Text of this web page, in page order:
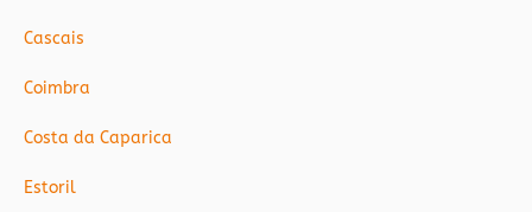
Cascais
Coimbra
Costa da Caparica
Estoril